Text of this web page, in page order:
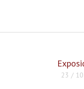
23 /